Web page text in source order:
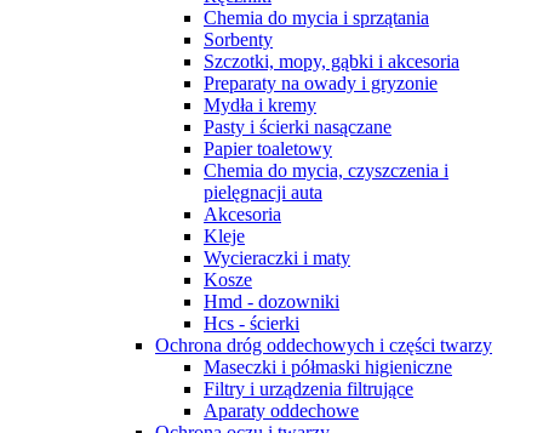
Chemia do mycia i sprzątania
Sorbenty
Szczotki, mopy, gąbki i akcesoria
Preparaty na owady i gryzonie
Mydła i kremy
Pasty i ścierki nasączane
Papier toaletowy
Chemia do mycia, czyszczenia i
pielęgnacji auta
Akcesoria
Kleje
Wycieraczki i maty
Kosze
Hmd - dozowniki
Hcs - ścierki
Ochrona dróg oddechowych i części twarzy
Maseczki i półmaski higieniczne
Filtry i urządzenia filtrujące
Aparaty oddechowe